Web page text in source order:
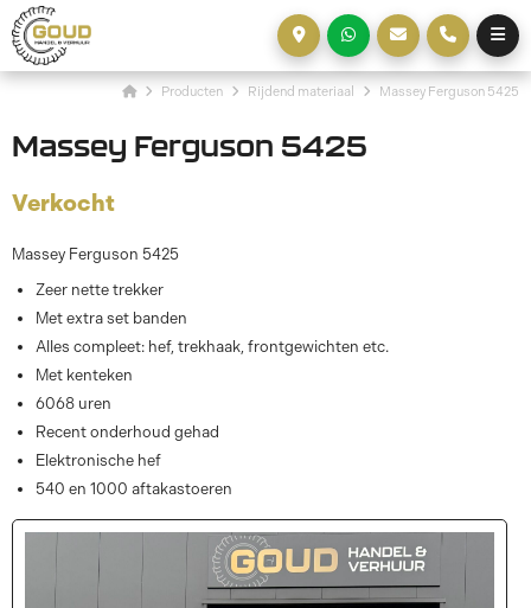
Producten Rijdend materiaal Massey Ferguson 5425
Massey Ferguson 5425
Verkocht
Massey Ferguson 5425
Zeer nette trekker
Met extra set banden
Alles compleet: hef, trekhaak, frontgewichten etc.
Met kenteken
6068 uren
Recent onderhoud gehad
Elektronische hef
540 en 1000 aftakastoeren